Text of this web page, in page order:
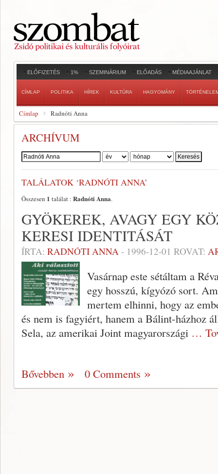
ELŐFIZETÉS 1% SZEMINÁRIUM ELŐADÁS MÉDIAAJÁNLAT
CÍMLAP POLITIKA HÍREK KULTÚRA HAGYOMÁNY
Címlap Radnóti Anna
ARCHÍVUM
Szerző:
TALÁLATOK ‘RADNÓTI ANNA’
Összesen 1 találat : Radnóti Anna.
GYÖKEREK, AVAGY EGY
KERESI IDENTITÁSÁT
ÍRTA: RADNÓTI ANNA - 1996-12-01 ROVAT:
Vasárnap este sétáltam a
egy hosszú, kígyózó sort.
mertem elhinni, hogy az
és nem is fagyi­ért, hanem a Bálint-házhoz
Sela, az amerikai Joint magyarországi …
Bővebben 0 Comments